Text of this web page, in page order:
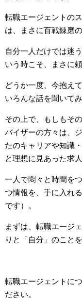
転職エージェントの
は、まさに百戦錬磨
自分一人だけでは迷
いう時こそ、まさに
どうか一度、今抱え
いろんな話を聞いて
その上で、もしもそ
バイザーの方々は、
たのキャリアや知識
と理想に見あった求
一人で悶々と時間を
つ情報を、手に入れ
です）。
まずは、転職エージ
りと「自分」のこと
転職エージェントに
ださい。